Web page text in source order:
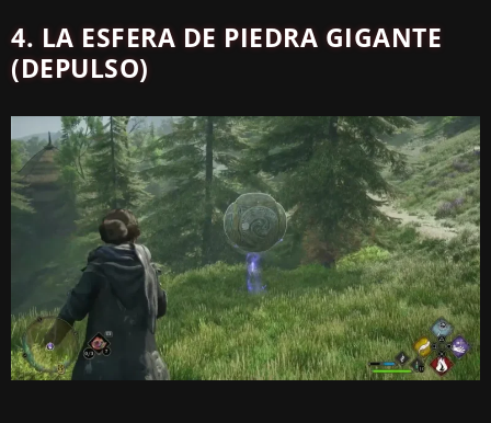
4. LA ESFERA DE PIEDRA GIGANTE
(DEPULSO)